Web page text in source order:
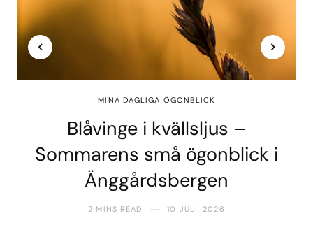
MINA DAGLIGA ÖGONBLICK
Blåvinge i kvällsljus –
Sommarens små ögonblick i
Änggårdsbergen
2 MINS READ 10 JULI, 2026